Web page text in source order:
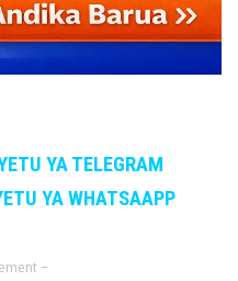
YA TELEGRAM
YA WHATSAAPP
–